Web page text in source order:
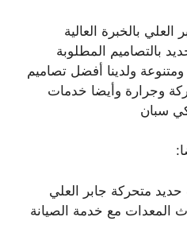
بالخبرة العالية
بالتصاميم المطلوبة
ولدينا أفضل تصاميم
وجرارة وأيضا خدمات
سبان
متحركة جابر العلي
المعدات مع خدمة الصيانة